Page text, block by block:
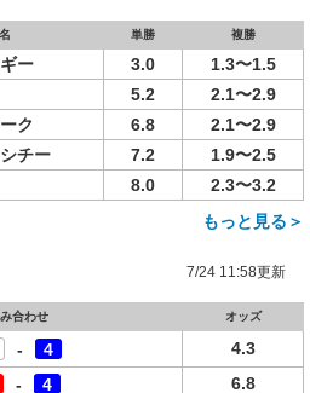
単勝 複勝
ー 3.0
1.3〜1.5
5.2
2.1〜2.9
ク 6.8
2.1〜2.9
チー 7.2
1.9〜2.5
8.0
2.3〜3.2
もっと見る＞
7/24 11:58更新
合わせ オッズ
- 4
4.3
- 4
6.8